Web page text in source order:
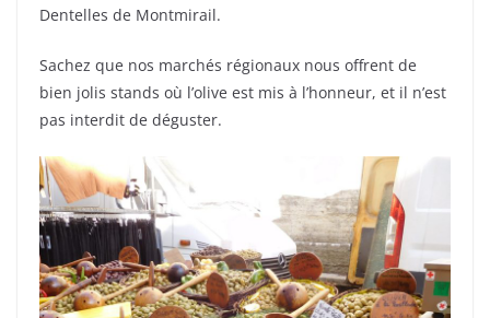
Dentelles de Montmirail.
Sachez que nos marchés régionaux nous offrent de
bien jolis stands où l’olive est mis à l’honneur, et il n’est
pas interdit de déguster.